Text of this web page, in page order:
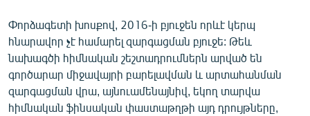
«Ազատության» բոլոր կայքերը
Փորձագետի խոսքով, 2016-ի բյուջեն որևէ կերպ
հնարավոր չէ համարել զարգացման բյուջե: Թեև
նախագծի հիմնական շեշտադրումներն արված են
գործարար միջավայրի բարելավման և արտահանման
զարգացման վրա, այնուամենայնիվ, եկող տարվա
հիմնական ֆինսական փաստաթղթի այդ դրույթները,